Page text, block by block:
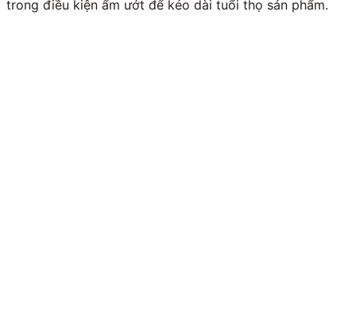
trong điều kiện ẩm ướt để kéo dài tuổi thọ sản phẩm.